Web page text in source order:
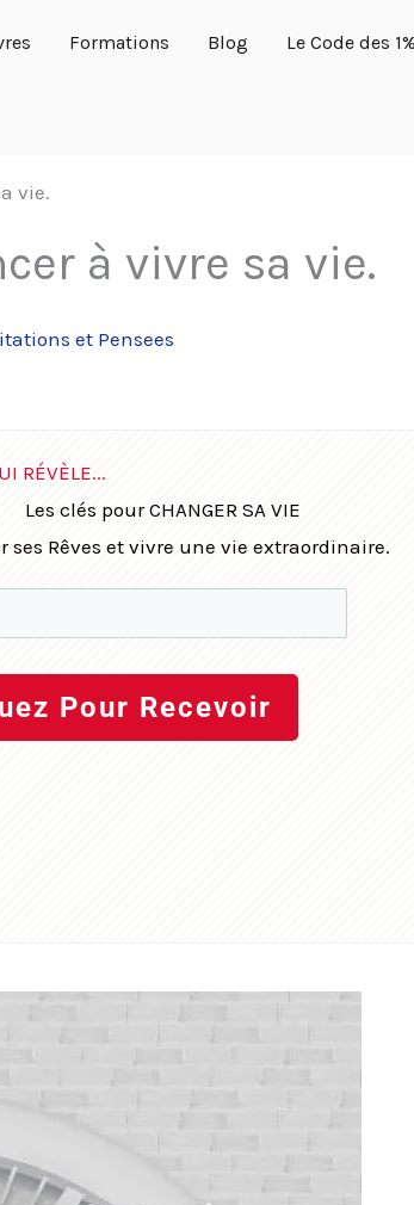
Formations Blog Le Code des
vie.
à vivre sa vie.
et Pensees
RÉVÈLE...
Les clés pour CHANGER SA VIE
ses Rêves et vivre une vie extraordinaire.
Pour Recevoir